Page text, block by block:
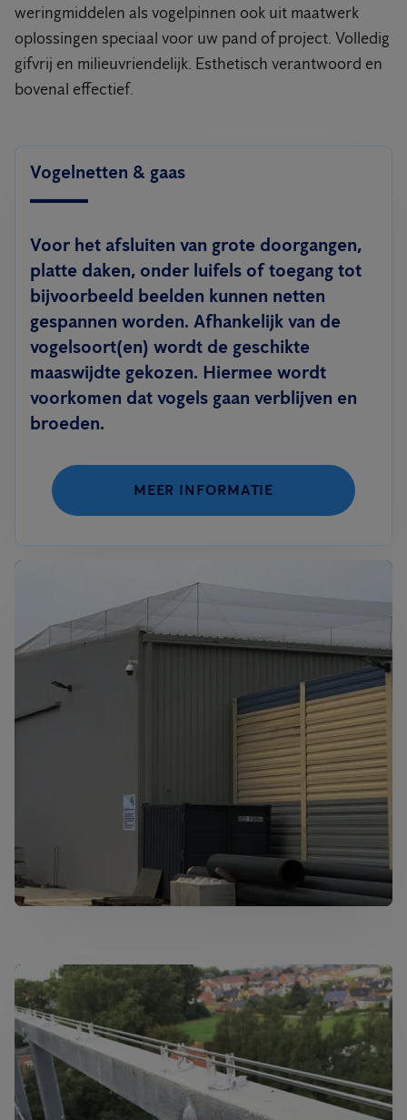
weringmiddelen als vogelpinnen ook uit maatwerk
oplossingen speciaal voor uw pand of project. Volledig
gifvrij en milieuvriendelijk. Esthetisch verantwoord en
bovenal effectief.
Vogelnetten & gaas
Voor het afsluiten van grote doorgangen,
platte daken, onder luifels of toegang tot
bijvoorbeeld beelden kunnen netten
gespannen worden. Afhankelijk van de
vogelsoort(en) wordt de geschikte
maaswijdte gekozen. Hiermee wordt
voorkomen dat vogels gaan verblijven en
broeden.
MEER INFORMATIE